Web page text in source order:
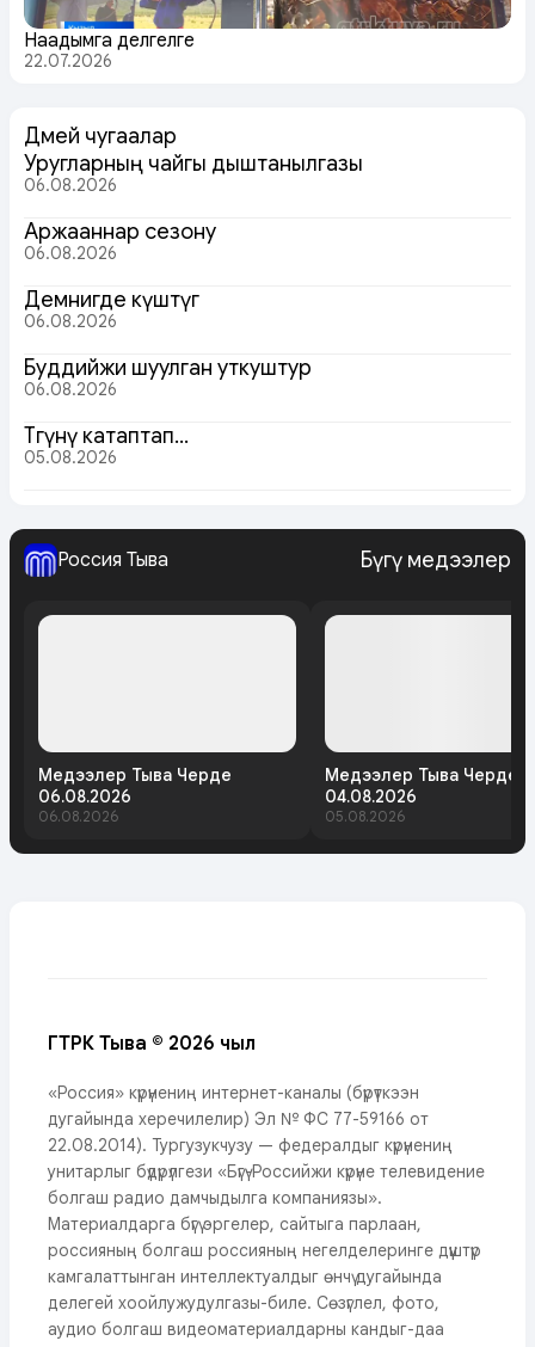
Наадымга делгелге
22.07.2026
Дөмей чугаалар
Уругларның чайгы дыштанылгазы
06.08.2026
Аржааннар сезону
06.08.2026
Демнигде күштүг
06.08.2026
Буддийжи шуулган уткуштур
06.08.2026
Төөгүнү катаптап…
05.08.2026
Россия Тыва Бүгү медээлер
Медээлер Тыва Черде
06.08.2026
06.08.2026
Медээлер Тыва Черде
04.08.2026
05.08.2026
ГТРК Тыва © 2026 чыл
«Россия» күрүнениң интернет-каналы (бүрүткээн
дугайында херечилелир) Эл № ФС 77-59166 от
22.08.2014). Тургузукчузу — федералдыг күрүнениң
унитарлыг бүдүрүлгези «Бүгү-Российжи күрүне телевидение
болгаш радио дамчыдылга компаниязы».
Материалдарга бүгү эргелер, сайтыга парлаан,
россияның болгаш россияның негелделеринге дүүштүр
камгалаттынган интеллектуалдыг өнчү дугайында
делегей хоойлужудулгазы-биле. Сөзүглел, фото,
аудио болгаш видеоматериалдарны кандыг-даа